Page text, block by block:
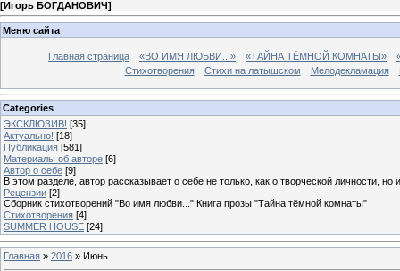
[Игорь БОГДАНОВИЧ]
Меню сайта
Главная страница «ВО ИМЯ ЛЮБВИ...» «ТАЙНА ТЁМНОЙ КОМНАТЫ»
Стихотворения
Стихи на латышском Мелодекламация
Categories
ЭКСКЛЮЗИВ! [35]
Актуально! [18]
Публикация [581]
Материалы об авторе [6]
Автор о себе [9]
В этом разделе, автор рассказывает о себе не только, как о творческой личности,
Рецензии [2]
Сборник стихотворений "Во имя любви..." Книга прозы "Тайна тёмной комнаты"
Стихотворения [4]
SUMMER HOUSE [24]
Главная » 2016 » Июнь